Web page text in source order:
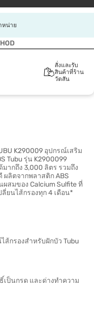
หน่าย
สั่งและรับ
สินค้าที่ร้าน
วัตสัน
K290009 อุปกรณ์เสริม
Tubu รุ่น K2900099
ากถึง 3,000 ลิตร รวมถึง
ผลิตจากพลาสติก ABS
สมของ Calcium Sulfite ที่
ยนไส้กรองทุก 4 เดือน*
ส้กรองสำหรับฝักบัว Tubu
เป็นกรด และด่างทำความ